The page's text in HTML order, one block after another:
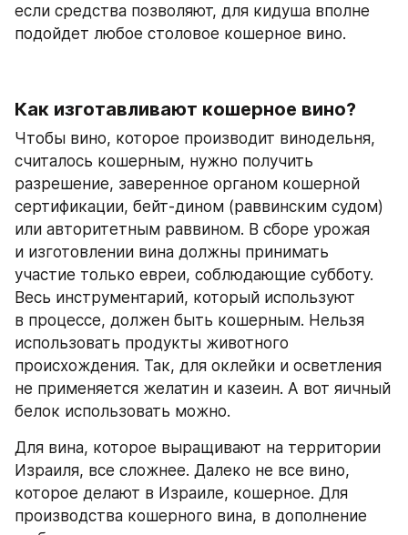
если средства позволяют, для кидуша вполне
подойдет любое столовое кошерное вино.
Как изготавливают кошерное вино?
Чтобы вино, которое производит винодельня,
считалось кошерным, нужно получить
разрешение, заверенное органом кошерной
сертификации, бейт-дином (раввинским судом)
или авторитетным раввином. В сборе урожая
и изготовлении вина должны принимать
участие только евреи, соблюдающие субботу.
Весь инструментарий, который используют
в процессе, должен быть кошерным. Нельзя
использовать продукты животного
происхождения. Так, для оклейки и осветления
не применяется желатин и казеин. А вот яичный
белок использовать можно.
Для вина, которое выращивают на территории
Израиля, все сложнее. Далеко не все вино,
которое делают в Израиле, кошерное. Для
производства кошерного вина, в дополнение